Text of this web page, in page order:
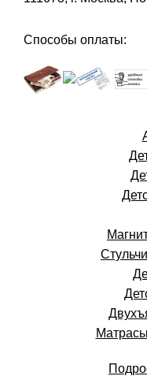
Способы оплаты: